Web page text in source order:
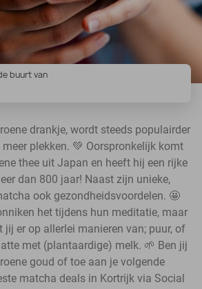
buurt van
drankje, wordt steeds populairder
plekken. 💚 Oorspronkelijk komt
thee uit Japan en heeft hij een rijke
dan 800 jaar! Naast zijn unieke,
ook gezondheidsvoordelen. 🤩
het tijdens hun meditatie, maar
jij er op allerlei manieren van; puur, of
met (plantaardige) melk. 🌱 Ben jij
goud of toe aan je volgende
matcha deals in Kortrijk via Social